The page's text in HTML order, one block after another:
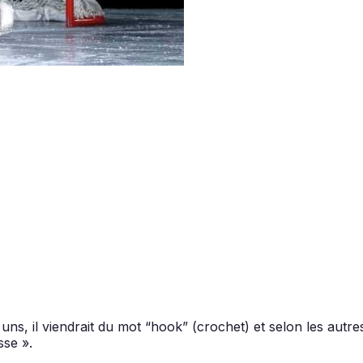
il viendrait du mot “hook” (crochet) et selon les
».